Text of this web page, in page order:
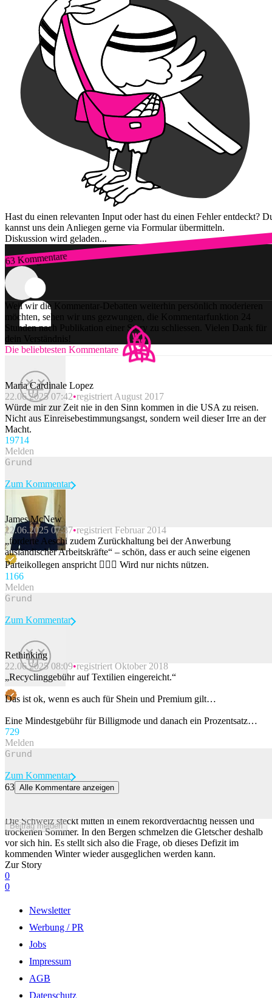
Hast du einen relevanten Input oder hast du einen Fehler entdeckt?
kannst uns dein Anliegen gerne via Formular übermitteln.
Diskussion wird geladen...
63 Kommentare
Zum Login
Weil wir die Kommentar-Debatten weiterhin persönlich moderieren
möchten, sehen wir uns gezwungen, die Kommentarfunktion 24
Stunden nach Publikation einer Story zu schliessen. Vielen Dank für
dein Verständnis!
Die beliebtesten Kommentare
Maria Cardinale Lopez
22.06.2025 07:42 registriert August 2017
Würde mir zur Zeit nie in den Sinn kommen in die USA zu reisen.
Nicht aus Einreisebestimmungsangst, sondern weil dieser Irre an der
Macht.
19714
Melden
Beitrag melden
Zum Kommentar
James McNew
22.06.2025 07:37 registriert Februar 2014
„forderte Aeschi zudem Zurückhaltung bei der Anwerbung
ausländischer Arbeitskräfte“ – schön, dass er auch seine eigenen
Parteikollegen anspricht 🤷🏻‍♂️ Wird nur nichts nützen.
1166
Melden
Beitrag melden
Zum Kommentar
Rethinking
22.06.2025 08:09 registriert Oktober 2018
„Recyclinggebühr auf Textilien eingereicht.“
Das ist ok, wenn es auch für Shein und Premium gilt…
Eine Mindestgebühr für Billigmode und danach ein Prozentsatz…
729
Melden
Beitrag melden
Zum Kommentar
63 Alle Kommentare anzeigen
Die Schweiz steckt mitten in einem rekordverdächtig heissen und
trockenen Sommer. In den Bergen schmelzen die Gletscher deshalb
vor sich hin. Es stellt sich also die Frage, ob dieses Defizit im
kommenden Winter wieder ausgeglichen werden kann.
Zur Story
0
0
Newsletter
Werbung / PR
Jobs
Impressum
AGB
Datenschutz